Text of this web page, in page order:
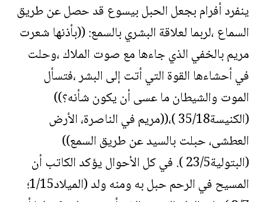
ينفرد أفرام بجعل الحبل بيسوع قد حصل عن طريق
السماع ،لربما لعلاقة البشري بالسمع: ((بأذنها شعرت
مريم بالخفي الذي جاءها مع صوت الملاك ،وحلت
في أحشاءها القوة التي أتت إلى البشر ،فتسأل
الموت والشيطان ما عسى أن يكون شأنه؟))
(الكنيسة35/18 )،((مريم في الناصرة، الأرض
العطشى، حبلت بالسيد عن طريق السمع))
(البتولية23/5 ). في كل الأحوال يؤكد الكاتب أن
المسيح في الرحم حبل به ومنه ولد (الميلاد1/15؛